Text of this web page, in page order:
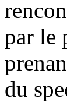
par le
du